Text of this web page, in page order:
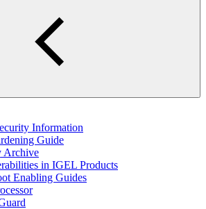
Information
Guide
Archive
in IGEL Products
Enabling Guides